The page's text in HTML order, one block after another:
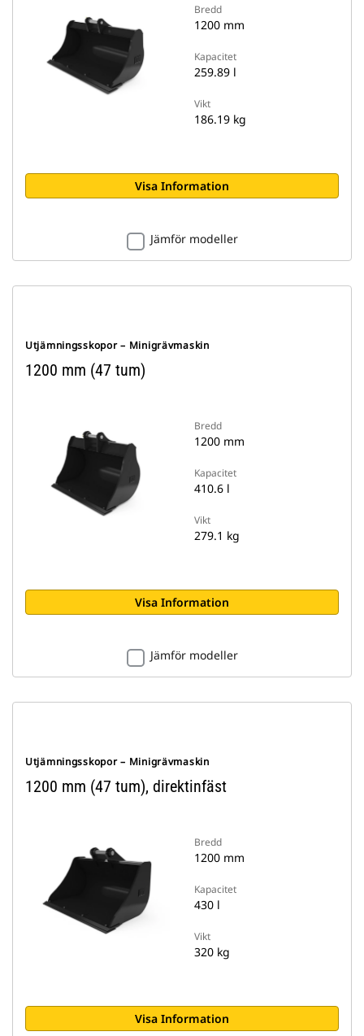
Bredd
1200 mm
Kapacitet
259.89 l
Vikt
186.19 kg
Visa Information
Jämför modeller
Utjämningsskopor – Minigrävmaskin
1200 mm (47 tum)
Bredd
1200 mm
Kapacitet
410.6 l
Vikt
279.1 kg
Visa Information
Jämför modeller
Utjämningsskopor – Minigrävmaskin
1200 mm (47 tum), direktinfäst
Bredd
1200 mm
Kapacitet
430 l
Vikt
320 kg
Visa Information